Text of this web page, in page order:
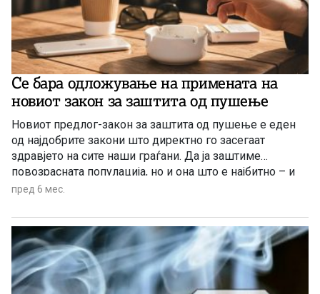
Се бара одложување на примената на
новиот закон за заштита од пушење
Новиот предлог-закон за заштита од пушење е еден
од најдобрите закони што директно го засегаат
здравјето на сите наши граѓани. Да ја заштиме
повозрасната популација, но и она што е најбитно – и
најмладите н- изјави денеска проф. д-р Оливер
алергологија во Скопје.
пред 6 мес.